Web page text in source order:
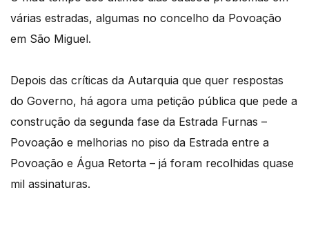
várias estradas, algumas no concelho da Povoação
em São Miguel.
Depois das críticas da Autarquia que quer respostas
do Governo, há agora uma petição pública que pede a
construção da segunda fase da Estrada Furnas –
Povoação e melhorias no piso da Estrada entre a
Povoação e Água Retorta – já foram recolhidas quase
mil assinaturas.